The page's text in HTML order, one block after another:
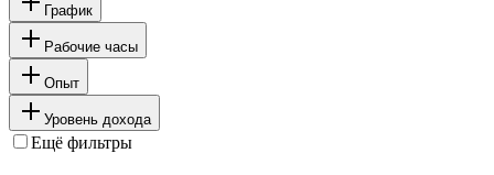
График
Рабочие часы
Опыт
Уровень дохода
Ещё фильтры